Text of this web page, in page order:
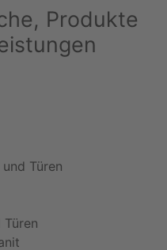
Produkte
Türen
Türen